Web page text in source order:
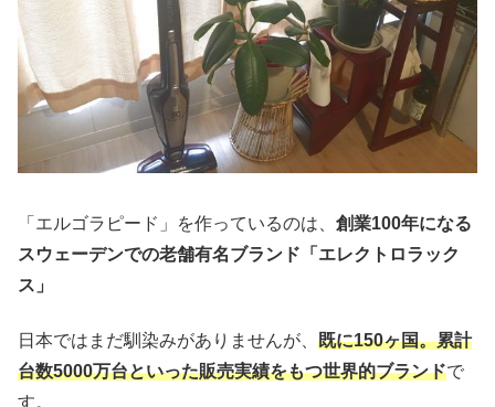
「エルゴラピード」を作っているのは、 創業100年になる
スウェーデンでの老舗有名ブランド「エレクトロラック
ス」
日本ではまだ馴染みがありませんが、 既に150ヶ国。累計
台数5000万台といった販売実績をもつ世界的ブランドで
す。